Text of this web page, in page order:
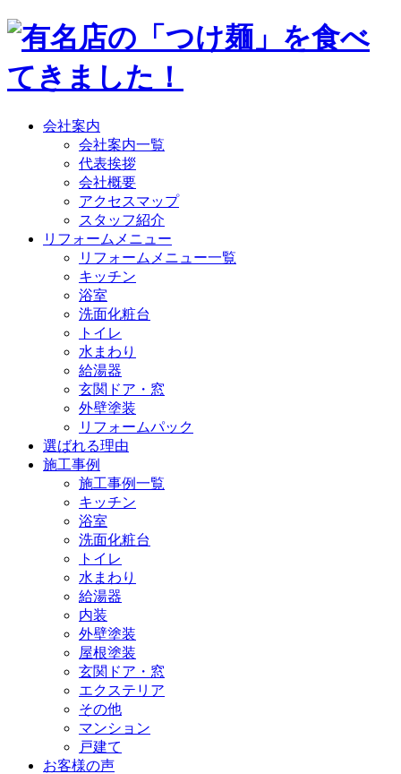
会社案内
会社案内一覧
代表挨拶
会社概要
アクセスマップ
スタッフ紹介
リフォームメニュー
リフォームメニュー一覧
キッチン
浴室
洗面化粧台
トイレ
水まわり
給湯器
玄関ドア・窓
外壁塗装
リフォームパック
選ばれる理由
施工事例
施工事例一覧
キッチン
浴室
洗面化粧台
トイレ
水まわり
給湯器
内装
外壁塗装
屋根塗装
玄関ドア・窓
エクステリア
その他
マンション
戸建て
お客様の声